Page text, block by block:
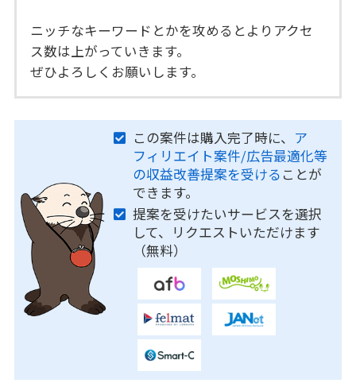
ニッチなキーワードとかを攻めるとよりアクセ
ス数は上がっていきます。
ぜひよろしくお願いします。
この案件は購入完了時に、 ア
フィリエイト案件/広告最適化等
の収益改善提案を受ける ことが
できます。
提案を受けたいサービスを選択
して、リクエストいただけます
（無料）